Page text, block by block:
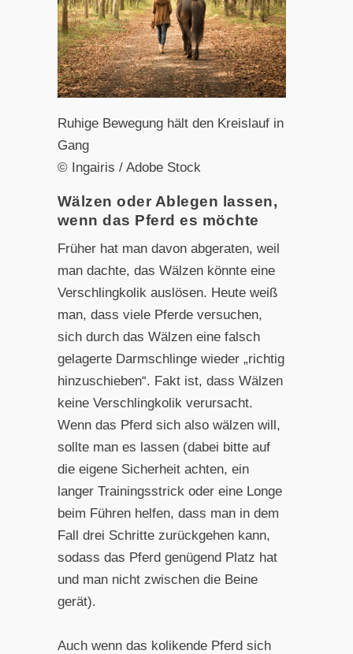
Ruhige Bewegung hält den Kreislauf in
Gang
© Ingairis / Adobe Stock
Wälzen oder Ablegen lassen,
wenn das Pferd es möchte
Früher hat man davon abgeraten, weil
man dachte, das Wälzen könnte eine
Verschlingkolik auslösen. Heute weiß
man, dass viele Pferde versuchen,
sich durch das Wälzen eine falsch
gelagerte Darmschlinge wieder „richtig
hinzuschieben“. Fakt ist, dass Wälzen
keine Verschlingkolik verursacht.
Wenn das Pferd sich also wälzen will,
sollte man es lassen (dabei bitte auf
die eigene Sicherheit achten, ein
langer Trainingsstrick oder eine Longe
beim Führen helfen, dass man in dem
Fall drei Schritte zurückgehen kann,
sodass das Pferd genügend Platz hat
und man nicht zwischen die Beine
gerät).
Auch wenn das kolikende Pferd sich